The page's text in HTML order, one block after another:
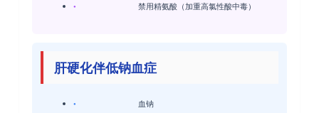
• 禁用精氨酸（加重高氯性酸中毒）
肝硬化伴低钠血症
• 血钠